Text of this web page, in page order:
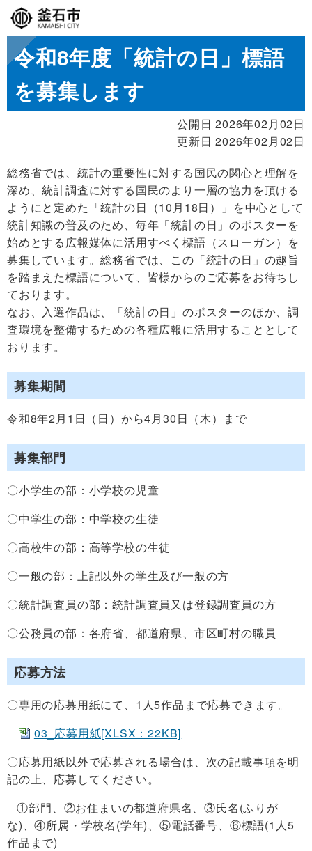
令和8年度「統計の日」標語
を募集します
公開日 2026年02月02日
更新日 2026年02月02日
総務省では、統計の重要性に対する国民の関心と理解を
深め、統計調査に対する国民のより一層の協力を頂ける
ようにと定めた「統計の日（10月18日）」を中心として
統計知識の普及のため、毎年「統計の日」のポスターを
始めとする広報媒体に活用すべく標語（スローガン）を
募集しています。総務省では、この「統計の日」の趣旨
を踏まえた標語について、皆様からのご応募をお待ちし
ております。
なお、入選作品は、「統計の日」のポスターのほか、調
査環境を整備するための各種広報に活用することとして
おります。
募集期間
令和8年2月1日（日）から4月30日（木）まで
募集部門
〇小学生の部：小学校の児童
〇中学生の部：中学校の生徒
〇高校生の部：高等学校の生徒
〇一般の部：上記以外の学生及び一般の方
〇統計調査員の部：統計調査員又は登録調査員の方
〇公務員の部：各府省、都道府県、市区町村の職員
応募方法
〇専用の応募用紙にて、1人5作品まで応募できます。
03_応募用紙[XLSX：22KB]
〇応募用紙以外で応募される場合は、次の記載事項を明
記の上、応募してください。
①部門、②お住まいの都道府県名、③氏名(ふりが
な)、④所属・学校名(学年)、⑤電話番号、⑥標語(1人5
作品まで)